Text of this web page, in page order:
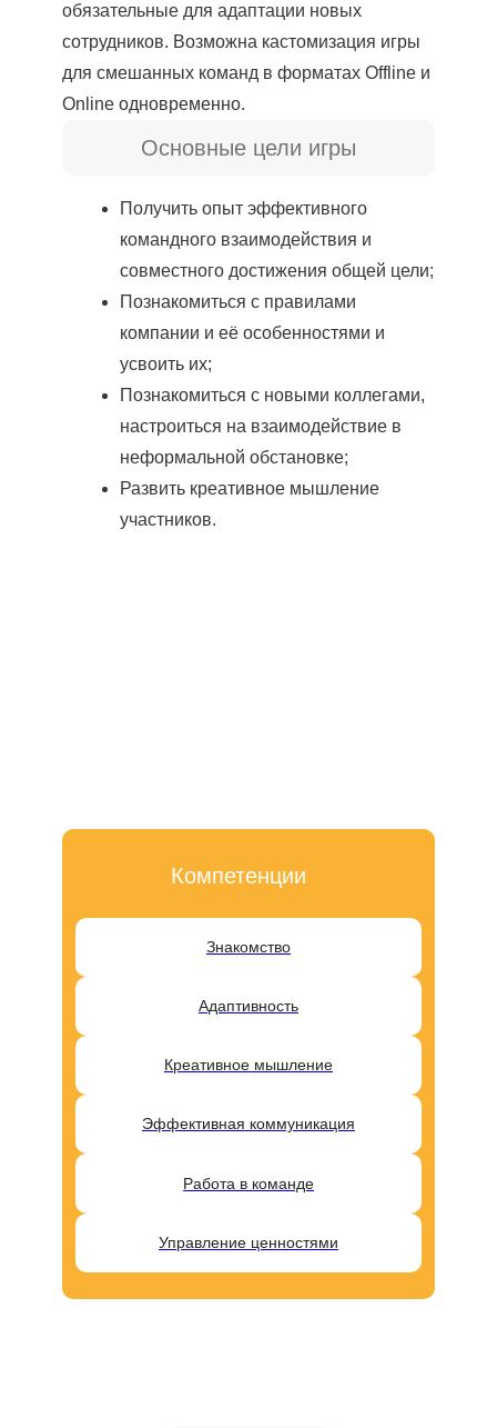
обязательные для адаптации новых
сотрудников. Возможна кастомизация игры
для смешанных команд в форматах Offline и
Online одновременно.
Основные цели игры
Получить опыт эффективного
командного взаимодействия и
совместного достижения общей цели;
Познакомиться с правилами
компании и её особенностями и
усвоить их;
Познакомиться с новыми коллегами,
настроиться на взаимодействие в
неформальной обстановке;
Развить креативное мышление
участников.
Знакомство
Адаптивность
Креативное мышление
Эффективная коммуникация
Работа в команде
Управление ценностями
Компетенции